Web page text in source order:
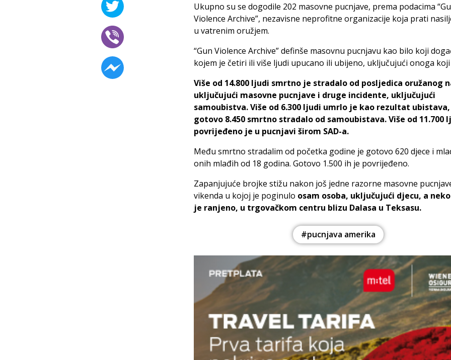
Ukupno su se dogodile 202 masovne pucnjave, prema podacima
Violence Archive”, nezavisne neprofitne organizacije koja prati
u vatrenim oružjem.
“Gun Violence Archive” definše masovnu pucnjavu kao bilo koji
kojem je četiri ili više ljudi upucano ili ubijeno, uključujući onoga koji
Više od 14.800 ljudi smrtno je stradalo od posljedica oružanog
uključujući masovne pucnjave i druge incidente, uključujući
samoubistva. Više od 6.300 ljudi umrlo je kao rezultat
gotovo 8.450 smrtno stradalo od samoubistava. Više od 11.700
povrijeđeno je u pucnjavi širom SAD-a.
Među smrtno stradalim od početka godine je gotovo 620 djece i
onih mlađih od 18 godina. Gotovo 1.500 ih je povrijeđeno.
Zapanjujuće brojke stižu nakon još jedne razorne masovne
vikenda u kojoj je poginulo osam osoba, uključujući djecu, a
je ranjeno, u trgovačkom centru blizu Dalasa u Teksasu.
#pucnjava amerika